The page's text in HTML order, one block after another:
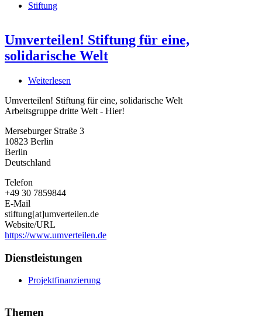
Stiftung
Umverteilen! Stiftung für eine,
solidarische Welt
Weiterlesen
Stiftung
für
solidarische
Umverteilen! Stiftung für eine, solidarische Welt
Arbeitsgruppe dritte Welt - Hier!
Merseburger Straße 3
10823 Berlin
Berlin
Deutschland
Telefon
+49 30 7859844
E-Mail
stiftung[at]umverteilen.de
Website/URL
https://www.umverteilen.de
Dienstleistungen
Projektfinanzierung
Themen